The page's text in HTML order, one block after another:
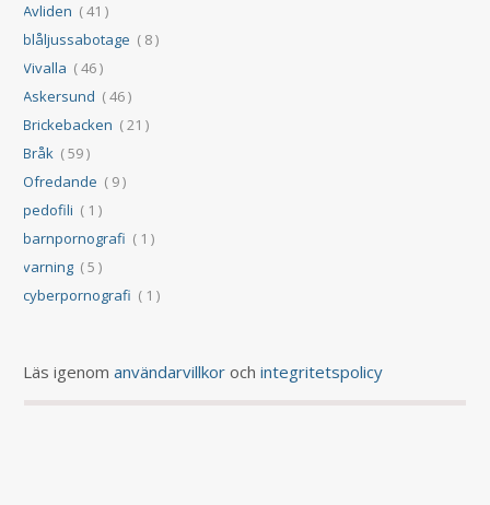
Avliden ( 41 )
blåljussabotage ( 8 )
Vivalla ( 46 )
Askersund ( 46 )
Brickebacken ( 21 )
Bråk ( 59 )
Ofredande ( 9 )
pedofili ( 1 )
barnpornografi ( 1 )
varning ( 5 )
cyberpornografi ( 1 )
Läs igenomanvändarvillkor ochintegritetspolicy